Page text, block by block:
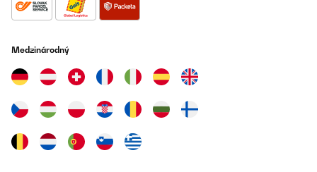
Sehr gute Kühl leistung,starkes Gebläse
Amazon-Benutzer
Medzinárodný